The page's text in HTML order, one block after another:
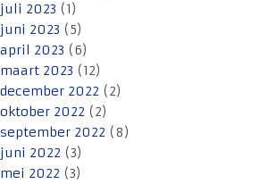
juli 2023 (1)
juni 2023 (5)
april 2023 (6)
maart 2023 (12)
december 2022 (2)
oktober 2022 (2)
september 2022 (8)
juni 2022 (3)
mei 2022 (3)